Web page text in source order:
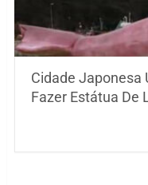
Cidade Japonesa
Fazer Estátua De